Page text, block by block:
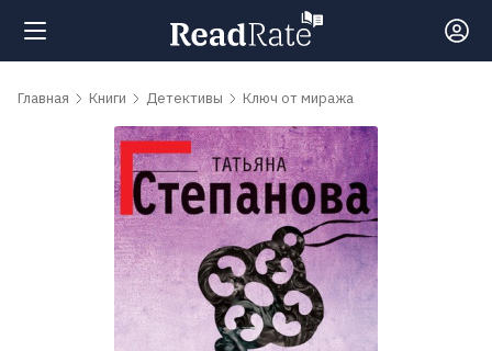
Поиск
Рейтинги
Главная Книги Детективы Ключ от миража